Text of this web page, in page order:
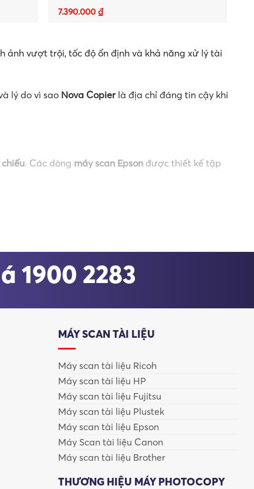
7.390.000₫
vượt trội, tốc độ ổn định và khả năng xử lý tài
lý do vì sao Nova Copier là địa chỉ đáng tin cậy khi
. Các dòng máy scan Epson được thiết kế tập
1900 2283
MÁY SCAN TÀI LIỆU
Máy scan tài liệu Ricoh
Máy scan tài liệu HP
Máy scan tài liệu Fujitsu
Máy scan tài liệu Plustek
Máy scan tài liệu Epson
Máy Scan tài liệu Canon
Máy scan tài liệu Brother
THƯƠNG HIỆU MÁY PHOTOCOPY